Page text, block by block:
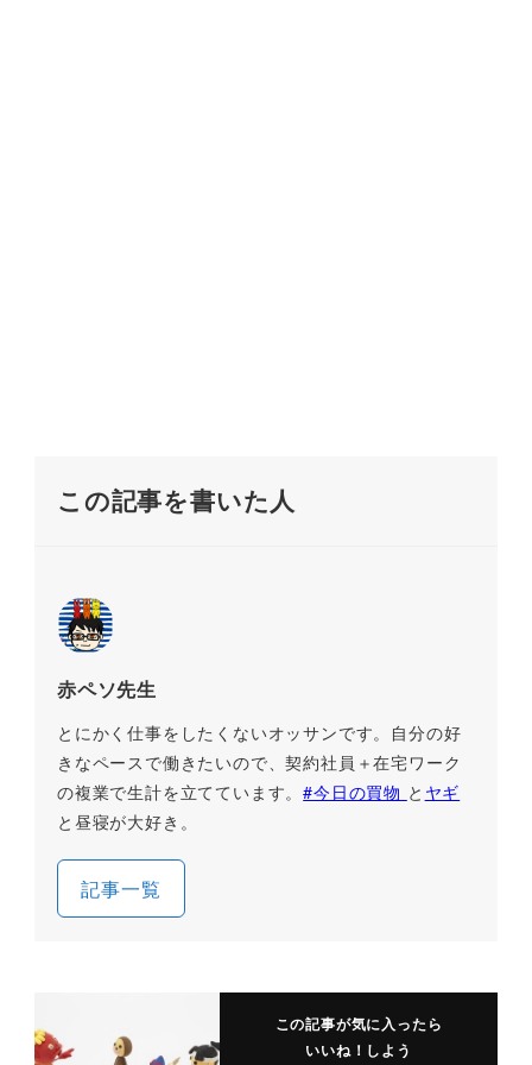
この記事を書いた人
赤ペソ先生
とにかく仕事をしたくないオッサンです。自分の好
きなペースで働きたいので、契約社員＋在宅ワーク
の複業で生計を立てています。#今日の買物 と ヤギ
と昼寝が大好き。
記事一覧
この記事が気に入ったら
いいね！しよう